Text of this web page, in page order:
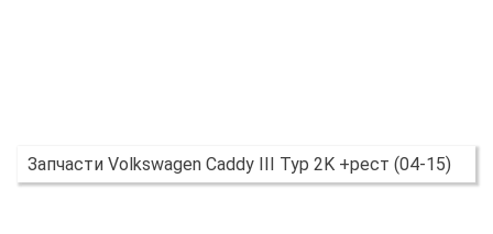
Запчасти Volkswagen Caddy III Typ 2K +рест (04-15)